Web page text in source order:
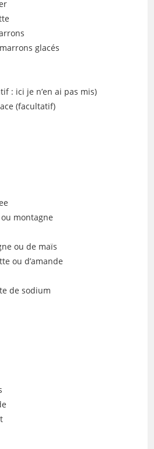
glacés
: ici je n’en ai pas mis)
(facultatif)
montagne
ou de maïs
ou d’amande
de sodium